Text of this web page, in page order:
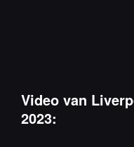
Video van
2023: